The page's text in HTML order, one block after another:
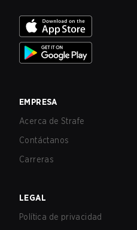
EMPRESA
Acerca de Strafe
Contáctanos
Carreras
LEGAL
Política de privacidad